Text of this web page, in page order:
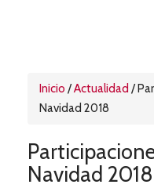
Inicio /Actualidad /
Navidad 2018
Navidad 2018